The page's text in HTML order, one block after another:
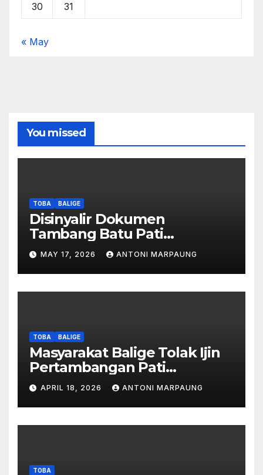
30 31
« May
You missed
TOBA BALIGE
Disinyalir Dokumen
Tambang Batu Pati
Simanjuntak Palsu – Jerry
Manurung : Tambang Tidak
Berada Di DTA – Frengki
Pardede : Kami Tidak Miliki
Dipalsukan
MAY 17, 2026 ANTONI MARPAUNG
TOBA BALIGE
Masyarakat Balige Tolak Ijin
Pertambangan Pati
Simanjuntak – btc Akan
Investigasi Proses Perijinan
APRIL 18, 2026 ANTONI MARPAUNG
TOBA